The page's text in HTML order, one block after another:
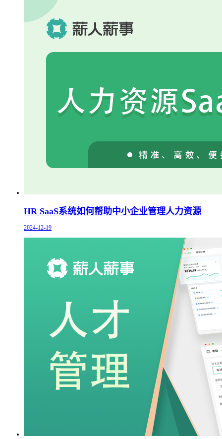
HR SaaS系统如何帮助中小企业管理人力资源
2024-12-19